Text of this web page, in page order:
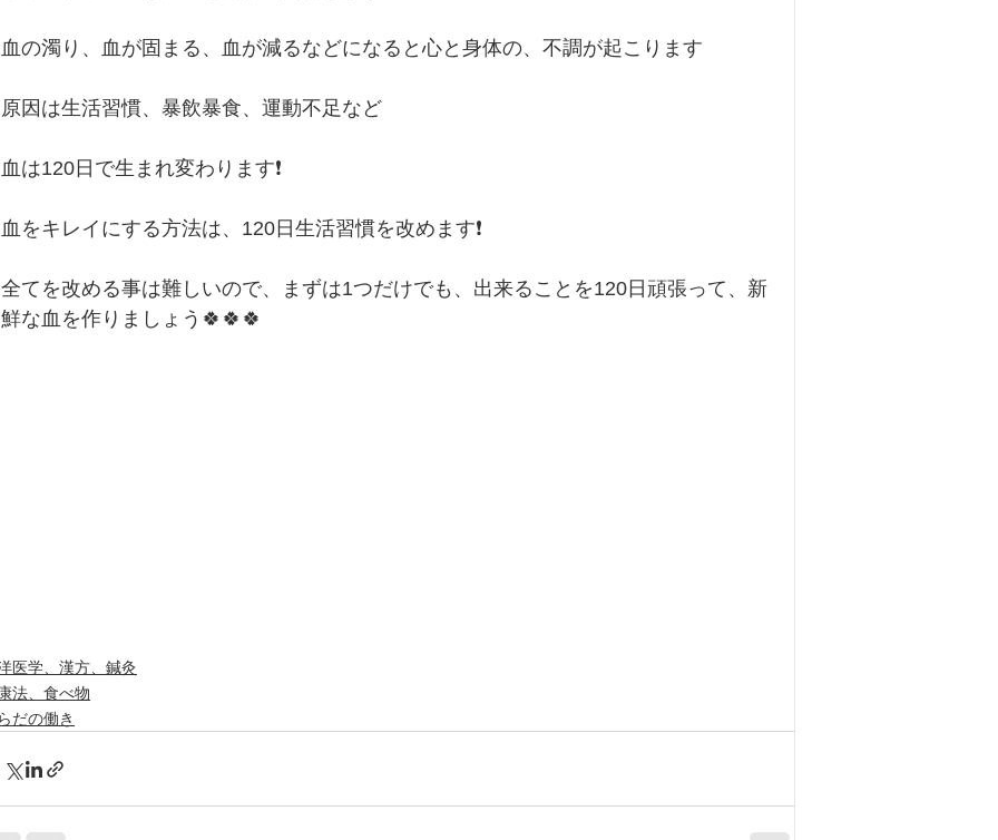
便秘、下痢、排尿異常 冷え性、のぼせ、むくみ
リウマチ
血の濁り、血が固まる、血が減るなどになると心と身体の、不調が起こります
原因は生活習慣、暴飲暴食、運動不足など
血は120日で生まれ変わります❗️
血をキレイにする方法は、120日生活習慣を改めます❗️
全てを改める事は難しいので、まずは1つだけでも、出来ることを120日頑張って、新
鮮な血を作りましょう🍀🍀🍀
医学、漢方、鍼灸
法、食べ物
だの働き